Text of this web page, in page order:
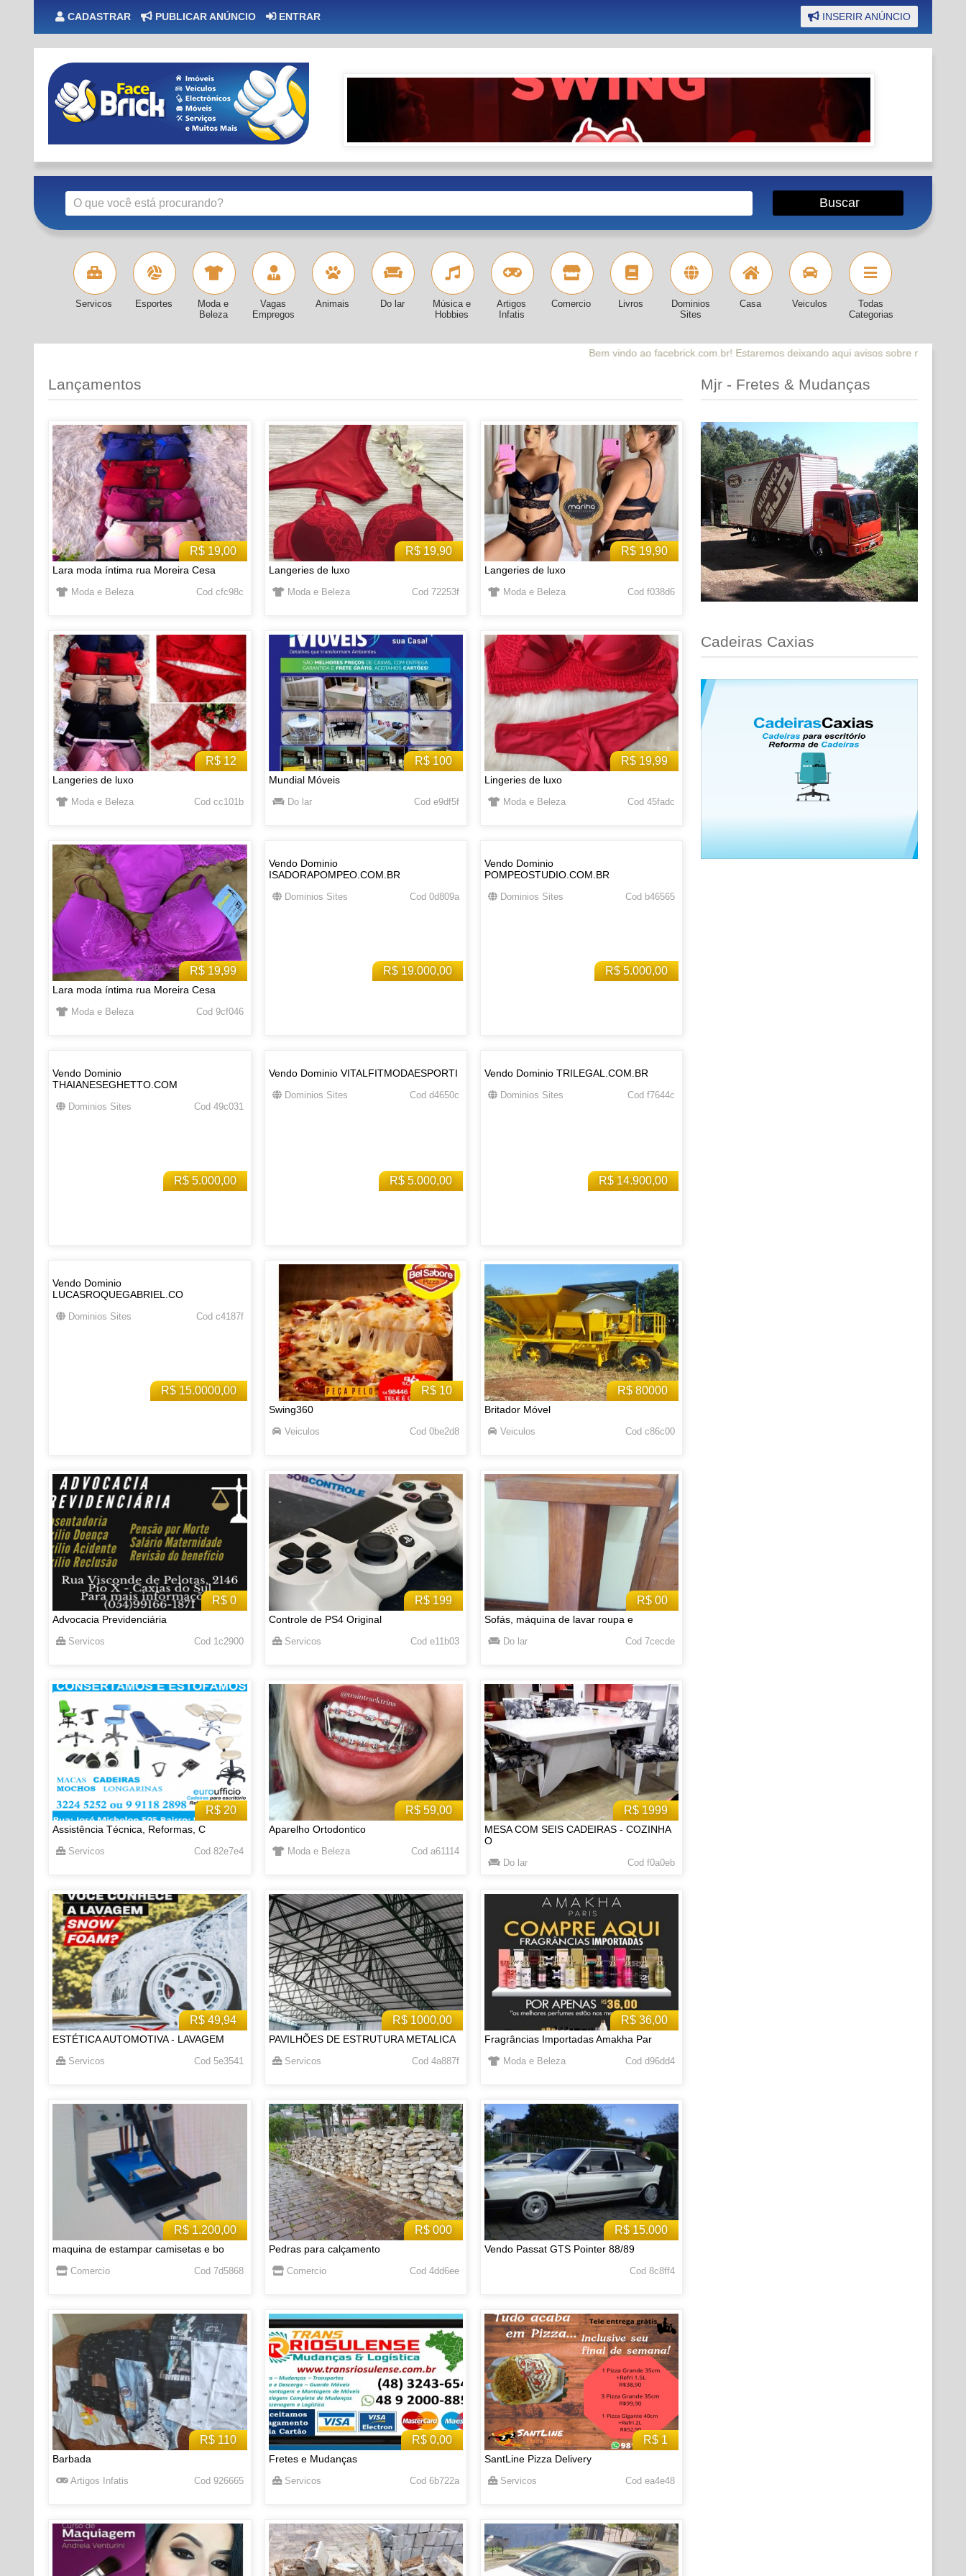
CADASTRAR PUBLICAR ANÚNCIO ENTRAR INSERIR ANÚNCIO
Servicos Esportes
Moda e
Beleza
Vagas
Empregos
Animais Do lar
Música e
Hobbies
Artigos
Infatis
Comercio Livros
Dominios
Sites
Casa Veiculos
Todas
Categorias
Bem vindo ao facebrick.com.br! Estaremos deixando aqui avisos sobre novidades que estaremos
Lançamentos
R$ 19,00
Lara moda íntima rua Moreira Cesa
Moda e Beleza Cod cfc98c
R$ 19,90
Langeries de luxo
Moda e Beleza Cod 72253f
R$ 19,90
Langeries de luxo
Moda e Beleza Cod f038d6
R$ 12
Langeries de luxo
Moda e Beleza Cod cc101b
R$ 100
Mundial Móveis
Do lar Cod e9df5f
R$ 19,99
Lingeries de luxo
Moda e Beleza Cod 45fadc
R$ 19,99
Lara moda íntima rua Moreira Cesa
Moda e Beleza Cod 9cf046
R$ 19.000,00
Vendo Dominio
ISADORAPOMPEO.COM.BR
Dominios Sites Cod 0d809a
R$ 5.000,00
Vendo Dominio
POMPEOSTUDIO.COM.BR
Dominios Sites Cod b46565
R$ 5.000,00
Vendo Dominio
THAIANESEGHETTO.COM
Dominios Sites Cod 49c031
R$ 5.000,00
Vendo Dominio VITALFITMODAESPORTI
Dominios Sites Cod d4650c
R$ 14.900,00
Vendo Dominio TRILEGAL.COM.BR
Dominios Sites Cod f7644c
R$ 15.0000,00
Vendo Dominio
LUCASROQUEGABRIEL.CO
Dominios Sites Cod c4187f
R$ 10
Swing360
Veiculos Cod 0be2d8
R$ 80000
Britador Móvel
Veiculos Cod c86c00
R$ 0
Advocacia Previdenciária
Servicos Cod 1c2900
R$ 199
Controle de PS4 Original
Servicos Cod e11b03
R$ 00
Sofás, máquina de lavar roupa e
Do lar Cod 7cecde
R$ 20
Assistência Técnica, Reformas, C
Servicos Cod 82e7e4
R$ 59,00
Aparelho Ortodontico
Moda e Beleza Cod a61114
R$ 1999
MESA COM SEIS CADEIRAS - COZINHA
O
Do lar Cod f0a0eb
R$ 49,94
ESTÉTICA AUTOMOTIVA - LAVAGEM
Servicos Cod 5e3541
R$ 1000,00
PAVILHÕES DE ESTRUTURA METALICA
Servicos Cod 4a887f
R$ 36,00
Fragrâncias Importadas Amakha Par
Moda e Beleza Cod d96dd4
R$ 1.200,00
maquina de estampar camisetas e bo
Comercio Cod 7d5868
R$ 000
Pedras para calçamento
Comercio Cod 4dd6ee
R$ 15.000
Vendo Passat GTS Pointer 88/89
Cod 8c8ff4
R$ 110
Barbada
Artigos Infatis Cod 926665
R$ 0,00
Fretes e Mudanças
Servicos Cod 6b722a
R$ 1
SantLine Pizza Delivery
Servicos Cod ea4e48
Mjr - Fretes & Mudanças
Cadeiras Caxias